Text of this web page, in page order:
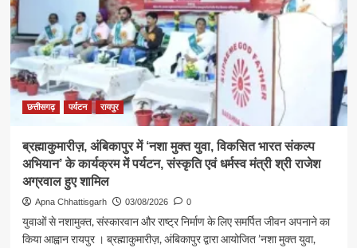
कैबिनेट
मंत्री
श्री
राजेश
अग्रवाल
ने
लखनपुर
में
विधि-
विधान
जलाभिषेक,
प्रदेशवासियों
छत्तीसगढ़ पर्यटन रायपुर
ब्रह्माकुमारीज़, अंबिकापुर में ‘नशा मुक्त युवा, विकसित भारत संकल्प
अभियान’ के कार्यक्रम में पर्यटन, संस्कृति एवं धर्मस्व मंत्री श्री राजेश
अग्रवाल हुए शामिल
Apna Chhattisgarh 03/08/2026 0
युवाओं से नशामुक्त, संस्कारवान और राष्ट्र निर्माण के लिए समर्पित जीवन अपनाने का
किया आह्वान रायपुर । ब्रह्माकुमारीज़, अंबिकापुर द्वारा आयोजित ’नशा मुक्त युवा,